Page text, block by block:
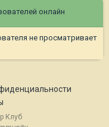
онлайн
не просматривает
Клуб